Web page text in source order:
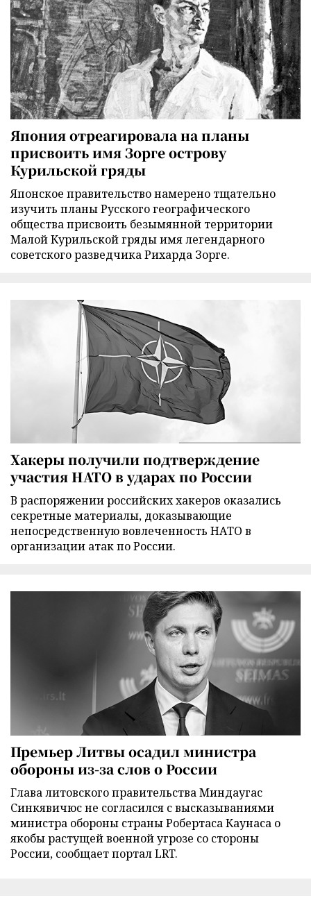
Япония отреагировала на планы
присвоить имя Зорге острову
Курильской гряды
Японское правительство намерено тщательно
изучить планы Русского географического
общества присвоить безымянной территории
Малой Курильской гряды имя легендарного
советского разведчика Рихарда Зорге.
Хакеры получили подтверждение
участия НАТО в ударах по России
В распоряжении российских хакеров оказались
секретные материалы, доказывающие
непосредственную вовлеченность НАТО в
организации атак по России.
Премьер Литвы осадил министра
обороны из-за слов о России
Глава литовского правительства Миндаугас
Синкявичюс не согласился с высказываниями
министра обороны страны Робертаса Каунаса о
якобы растущей военной угрозе со стороны
России, сообщает портал LRT.